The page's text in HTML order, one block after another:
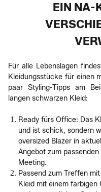
EIN NA-
Für alle Lebenslagen
Kleidungsstücke für einen
paar Styling-Tipps am
langen schwarzen Kleid:
Ready fürs Office: Das
und ist schick, sondern
oversized Blazer in
Angebot zum
Meeting.
Passend zum Treffen
Kleid mit einem farbigen